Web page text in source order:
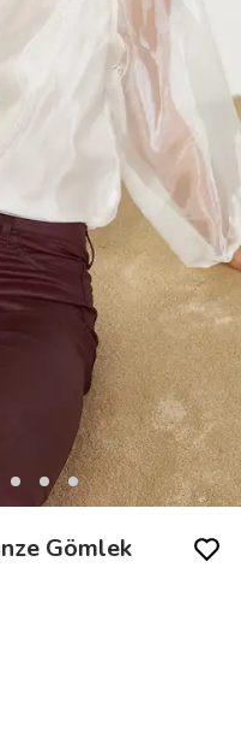
Gömlek